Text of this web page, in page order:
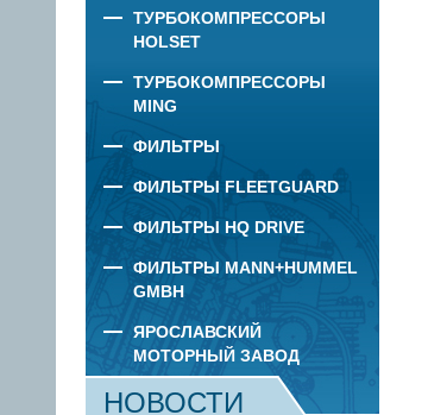
ТУРБОКОМПРЕССОРЫ
HOLSET
ТУРБОКОМПРЕССОРЫ
MING
ФИЛЬТРЫ
ФИЛЬТРЫ FLEETGUARD
ФИЛЬТРЫ HQ DRIVE
ФИЛЬТРЫ MANN+HUMMEL
GMBH
ЯРОСЛАВСКИЙ
МОТОРНЫЙ ЗАВОД
НОВОСТИ